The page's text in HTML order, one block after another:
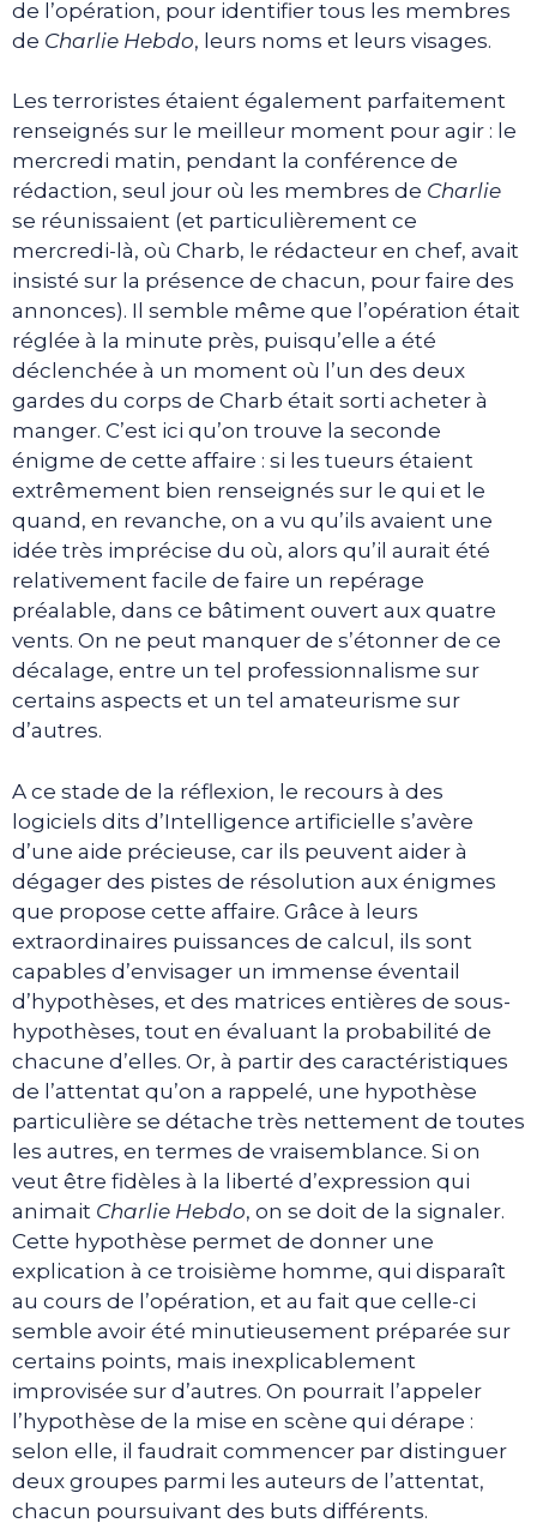
de l’opération, pour identifier tous les membres
de Charlie Hebdo, leurs noms et leurs visages.
Les terroristes étaient également parfaitement
renseignés sur le meilleur moment pour agir : le
mercredi matin, pendant la conférence de
rédaction, seul jour où les membres de Charlie
se réunissaient (et particulièrement ce
mercredi-là, où Charb, le rédacteur en chef, avait
insisté sur la présence de chacun, pour faire des
annonces). Il semble même que l’opération était
réglée à la minute près, puisqu’elle a été
déclenchée à un moment où l’un des deux
gardes du corps de Charb était sorti acheter à
manger. C’est ici qu’on trouve la seconde
énigme de cette affaire : si les tueurs étaient
extrêmement bien renseignés sur le qui et le
quand, en revanche, on a vu qu’ils avaient une
idée très imprécise du où, alors qu’il aurait été
relativement facile de faire un repérage
préalable, dans ce bâtiment ouvert aux quatre
vents. On ne peut manquer de s’étonner de ce
décalage, entre un tel professionnalisme sur
certains aspects et un tel amateurisme sur
d’autres.
A ce stade de la réflexion, le recours à des
logiciels dits d’Intelligence artificielle s’avère
d’une aide précieuse, car ils peuvent aider à
dégager des pistes de résolution aux énigmes
que propose cette affaire. Grâce à leurs
extraordinaires puissances de calcul, ils sont
capables d’envisager un immense éventail
d’hypothèses, et des matrices entières de sous-
hypothèses, tout en évaluant la probabilité de
chacune d’elles. Or, à partir des caractéristiques
de l’attentat qu’on a rappelé, une hypothèse
particulière se détache très nettement de toutes
les autres, en termes de vraisemblance. Si on
veut être fidèles à la liberté d’expression qui
animait Charlie Hebdo, on se doit de la signaler.
Cette hypothèse permet de donner une
explication à ce troisième homme, qui disparaît
au cours de l’opération, et au fait que celle-ci
semble avoir été minutieusement préparée sur
certains points, mais inexplicablement
improvisée sur d’autres. On pourrait l’appeler
l’hypothèse de la mise en scène qui dérape :
selon elle, il faudrait commencer par distinguer
deux groupes parmi les auteurs de l’attentat,
chacun poursuivant des buts différents.